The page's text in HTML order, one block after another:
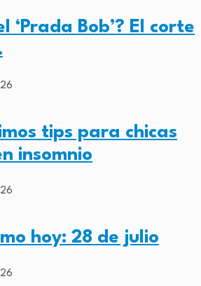
‘Prada Bob’? El corte
tips para chicas
insomnio
hoy: 28 de julio